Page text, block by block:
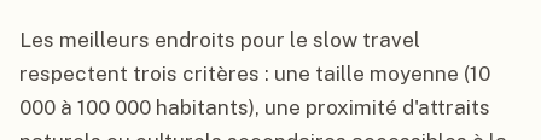
Les meilleurs endroits pour le slow travel
respectent trois critères : une taille moyenne (10
000 à 100 000 habitants), une proximité d'attraits